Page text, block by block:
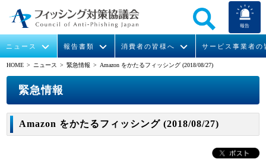
報告
ニュース
イベント
報告書類
月次報告書
消費者の皆様へ
フィッシングの報告
サービス事業者の
STOP. THINK. CONNECT.
運営委員紹介
HOME > ニュース >緊急情報 > Amazon をかたるフィッシング (2018/08/27)
緊急情報
Amazon をかたるフィッシング (2018/08/27)